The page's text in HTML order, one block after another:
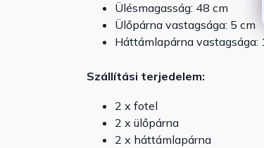
Ülésmagasság: 48 cm
Ülőpárna vastagsága: 5 cm
Háttámlapárna vastagsága:
Szállítási terjedelem:
2 x fotel
2 x ülőpárna
2 x háttámlapárna